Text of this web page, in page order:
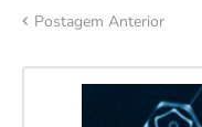
Postagem Anterior